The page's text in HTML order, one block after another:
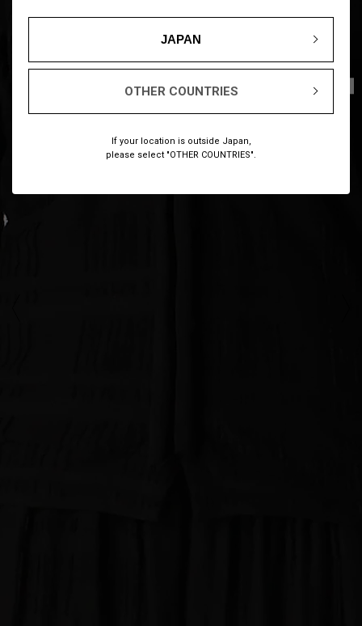
JAPAN
OTHER COUNTRIES
If your location is outside Japan,
please select "OTHER COUNTRIES".